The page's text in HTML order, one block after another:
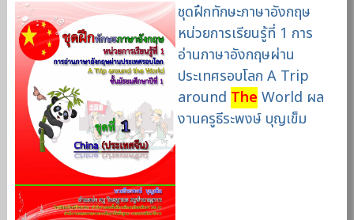
ชุดฝึกทักษะภาษาอังกฤษ
หน่วยการเรียนรู้ที่ 1 การ
อ่านภาษาอังกฤษผ่าน
ประเทศรอบโลก A Trip
around The World ผล
งานครูธีระพงษ์ บุญเข็ม